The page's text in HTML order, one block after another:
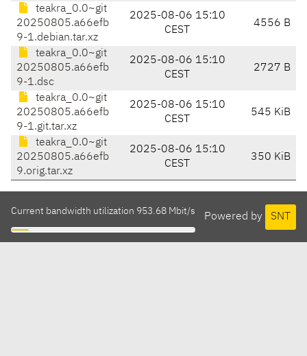
teakra_0.0~git
20250805.a66efb
9-1.debian.tar.xz
2025-08-06 15:10
CEST
4556 B
teakra_0.0~git
20250805.a66efb
9-1.dsc
2025-08-06 15:10
CEST
2727 B
teakra_0.0~git
20250805.a66efb
9-1.git.tar.xz
2025-08-06 15:10
CEST
545 KiB
teakra_0.0~git
20250805.a66efb
9.orig.tar.xz
2025-08-06 15:10
CEST
350 KiB
Powered by SNT
Current bandwidth utilization 953.68 Mbit/s